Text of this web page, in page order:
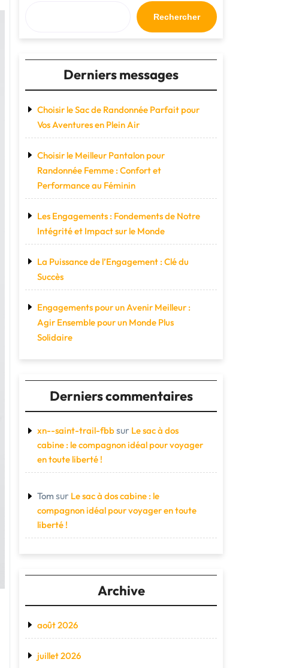
Rechercher
Derniers messages
Choisir le Sac de Randonnée Parfait pour
Vos Aventures en Plein Air
Choisir le Meilleur Pantalon pour
Randonnée Femme : Confort et
Performance au Féminin
Les Engagements : Fondements de Notre
Intégrité et Impact sur le Monde
La Puissance de l’Engagement : Clé du
Succès
Engagements pour un Avenir Meilleur :
Agir Ensemble pour un Monde Plus
Solidaire
Derniers commentaires
xn--saint-trail-fbbsur Le sac à dos
cabine : le compagnon idéal pour voyager
en toute liberté !
Tom sur Le sac à dos cabine : le
compagnon idéal pour voyager en toute
liberté !
Archive
août 2026
juillet 2026